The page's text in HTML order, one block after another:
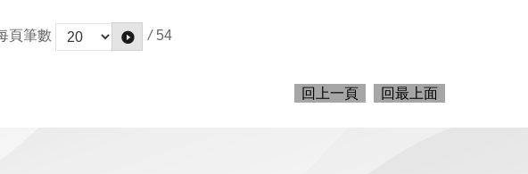
頁筆數 / 54
回上一頁 回最上面